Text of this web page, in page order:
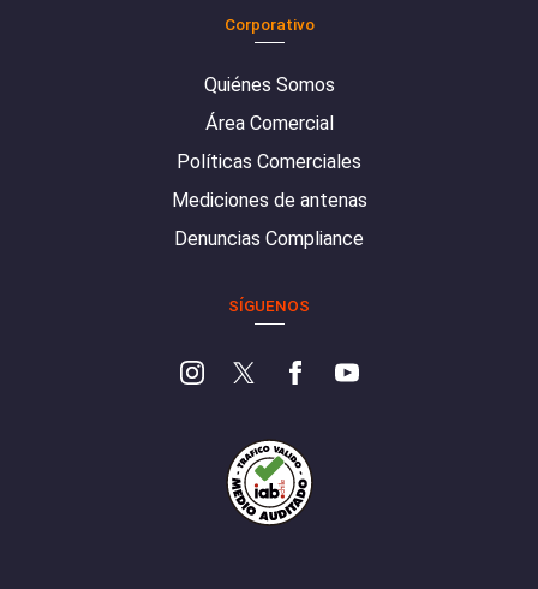
Corporativo
Quiénes Somos
Área Comercial
Políticas Comerciales
Mediciones de antenas
Denuncias Compliance
SÍGUENOS